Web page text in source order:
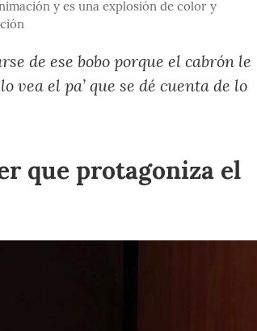
y es una explosión de color y
de ese bobo porque el cabrón le
vea el pa’ que se dé cuenta de lo
que protagoniza el